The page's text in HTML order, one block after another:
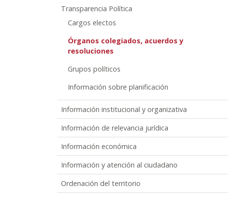
Transparencia Política
Cargos electos
Órganos colegiados, acuerdos y
resoluciones
Grupos políticos
Información sobre planificación
Información institucional y organizativa
Información de relevancia jurídica
Información económica
Información y atención al ciudadano
Ordenación del territorio